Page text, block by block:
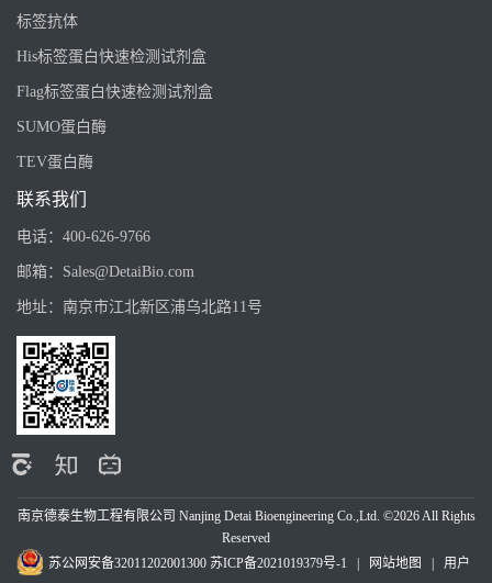
标签抗体
His标签蛋白快速检测试剂盒
Flag标签蛋白快速检测试剂盒
SUMO蛋白酶
TEV蛋白酶
联系我们
电话： 400-626-9766
邮箱： Sales@DetaiBio.com
地址： 南京市江北新区浦乌北路11号
南京德泰生物工程有限公司 Nanjing Detai Bioengineering Co.,Ltd. ©2026 All Rights
Reserved
苏公网安备32011202001300 苏ICP备2021019379号-1 网站地图
用户